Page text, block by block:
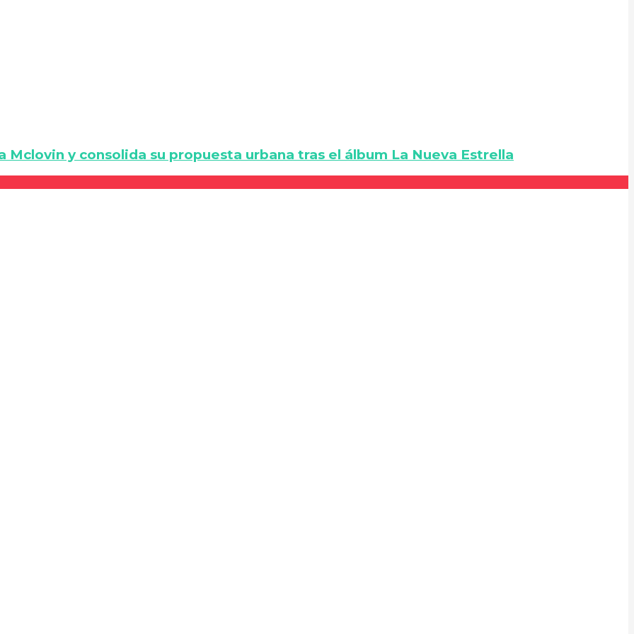
Mclovin y consolida su propuesta urbana tras el álbum La Nueva Estrella